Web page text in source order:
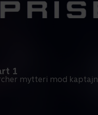
1
mytteri mod kaptajn